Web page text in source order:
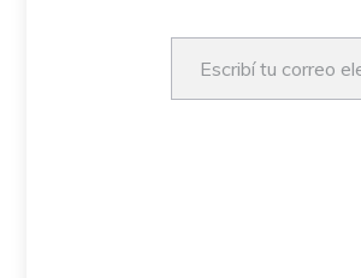
Escribí tu correo electrónico…